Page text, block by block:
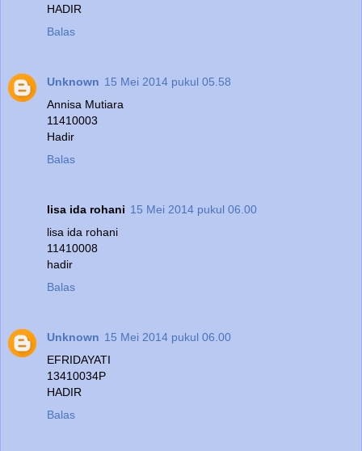
HADIR
Balas
Unknown 15 Mei 2014 pukul 05.58
Annisa Mutiara
11410003
Hadir
Balas
lisa ida rohani 15 Mei 2014 pukul 06.00
lisa ida rohani
11410008
hadir
Balas
Unknown 15 Mei 2014 pukul 06.00
EFRIDAYATI
13410034P
HADIR
Balas